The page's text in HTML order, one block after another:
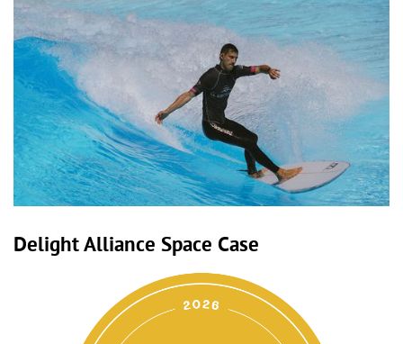
Delight Alliance Space Case